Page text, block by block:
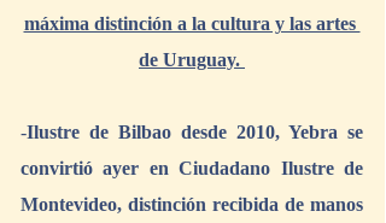
máxima distinción a la cultura y las artes
de Uruguay.
-Ilustre de Bilbao desde 2010, Yebra se
convirtió ayer en Ciudadano Ilustre de
Montevideo, distinción recibida de manos